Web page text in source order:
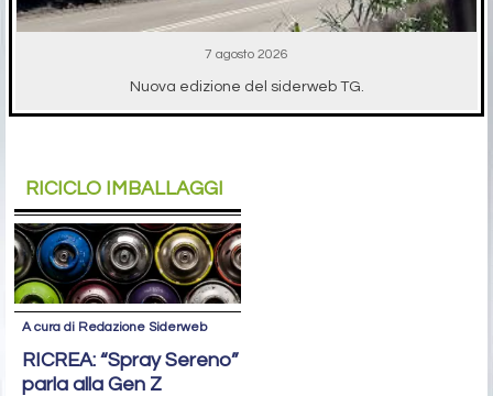
7 agosto 2026
Nuova edizione del siderweb TG.
RICICLO IMBALLAGGI
A cura di Redazione Siderweb
RICREA: “Spray Sereno”
parla alla Gen Z